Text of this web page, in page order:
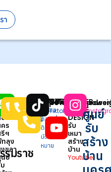
า
รมราช
มา
สร้าง
ร
ฯ
ลุง
ขลา
ย์
@power789
Line
0937515453
ลูกค้า
สัมพันธ์
0957351959
สำนักงาน
ใหญ่
0821138735
การ
ตลาด/
ติดต่อ
นัด
หมาย
Tiktok
POWER
HOME
DESIGN
รับ
เหมา
สร้าง
บ้าน
Youtube
ศูนย์
รับ
สร้าง
บ้าน